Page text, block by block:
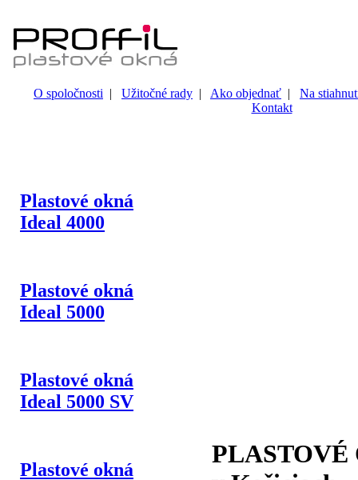
O spoločnosti | Užitočné rady | Ako objednať | Na
Kontakt
PLASTOVÉ
Plastové okná
Ideal 4000
Plastové okná
Ideal 5000
Plastové okná
Ideal 5000 SV
Plastové okná